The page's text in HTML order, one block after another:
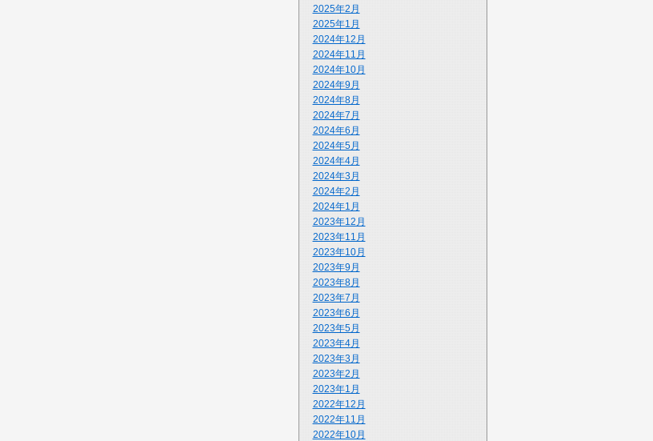
2025年2月
2025年1月
2024年12月
2024年11月
2024年10月
2024年9月
2024年8月
2024年7月
2024年6月
2024年5月
2024年4月
2024年3月
2024年2月
2024年1月
2023年12月
2023年11月
2023年10月
2023年9月
2023年8月
2023年7月
2023年6月
2023年5月
2023年4月
2023年3月
2023年2月
2023年1月
2022年12月
2022年11月
2022年10月